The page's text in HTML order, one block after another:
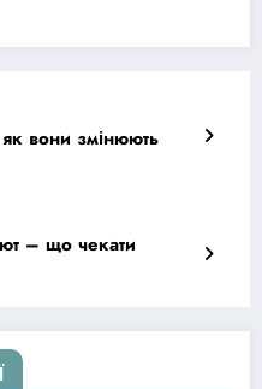
як вони змінюють
– що чекати